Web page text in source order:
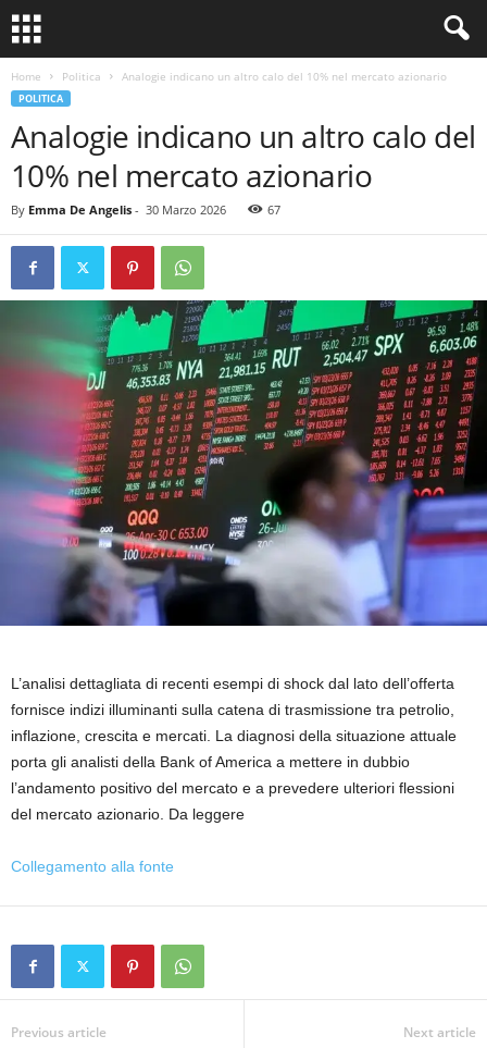
Home Politica Analogie indicano un altro calo del 10% nel mercato azionario
POLITICA
Analogie indicano un altro calo del
10% nel mercato azionario
By Emma De Angelis - 30 Marzo 2026 67
L’analisi dettagliata di recenti esempi di shock dal lato dell’offerta
fornisce indizi illuminanti sulla catena di trasmissione tra petrolio,
inflazione, crescita e mercati. La diagnosi della situazione attuale
porta gli analisti della Bank of America a mettere in dubbio
l’andamento positivo del mercato e a prevedere ulteriori flessioni
del mercato azionario. Da leggere
Collegamento alla fonte
Previous article Next article